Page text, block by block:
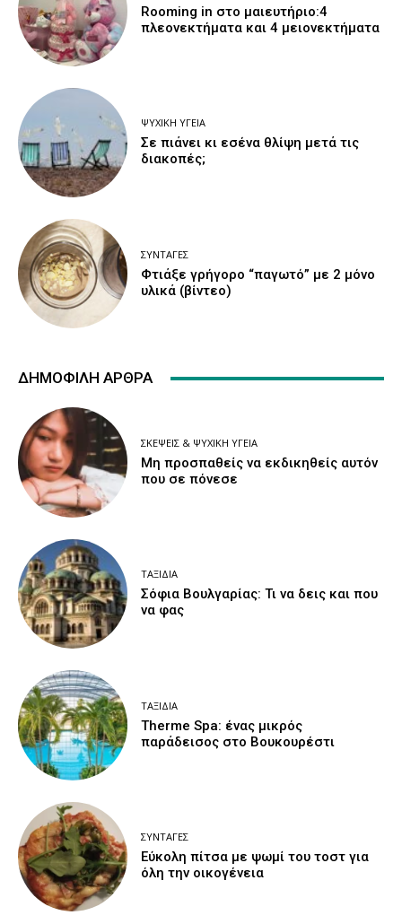
Rooming in στο μαιευτήριο:4
πλεονεκτήματα και 4 μειονεκτήματα
ΨΥΧΙΚΉ ΥΓΕΊΑ
Σε πιάνει κι εσένα θλίψη μετά τις
διακοπές;
ΣΥΝΤΑΓΈΣ
Φτιάξε γρήγορο “παγωτό” με 2 μόνο
υλικά (βίντεο)
ΔΗΜΟΦΙΛΉ ΆΡΘΡΑ
ΣΚΈΨΕΙΣ & ΨΥΧΙΚΉ ΥΓΕΊΑ
Μη προσπαθείς να εκδικηθείς αυτόν
που σε πόνεσε
ΤΑΞΊΔΙΑ
Σόφια Βουλγαρίας: Τι να δεις και που
να φας
ΤΑΞΊΔΙΑ
Therme Spa: ένας μικρός
παράδεισος στο Βουκουρέστι
ΣΥΝΤΑΓΈΣ
Εύκολη πίτσα με ψωμί του τοστ για
όλη την οικογένεια